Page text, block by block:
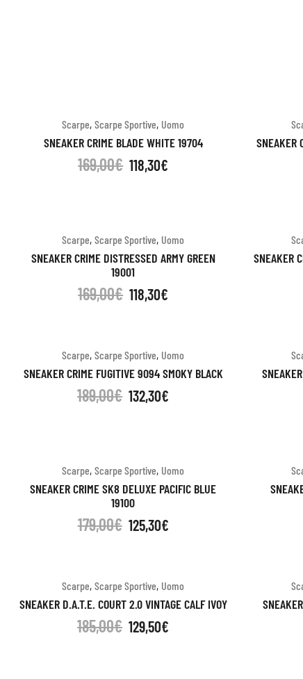
Scarpe,Scarpe Sportive, Uomo
SNEAKER CRIME BLADE WHITE 19704
169,00€ 118,30€
SNEAKER
Scarpe,Scarpe Sportive, Uomo
SNEAKER CRIME DISTRESSED ARMY GREEN
19001
169,00€ 118,30€
SNEAKER
Scarpe,Scarpe Sportive, Uomo
SNEAKER CRIME FUGITIVE 9094 SMOKY BLACK
189,00€ 132,30€
Scarpe,Scarpe Sportive, Uomo
SNEAKER CRIME SK8 DELUXE PACIFIC BLUE
19100
179,00€ 125,30€
Scarpe,Scarpe Sportive, Uomo
SNEAKER D.A.T.E. COURT 2.0 VINTAGE CALF IVOY
185,00€ 129,50€